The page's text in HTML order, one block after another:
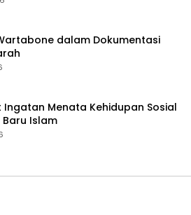
dalam Dokumentasi
Ingatan Menata Kehidupan Sosial
Baru Islam